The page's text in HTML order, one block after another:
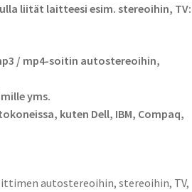
liität laitteesi esim. stereoihin, TV:
/ mp4-soitin autostereoihin,
yms.
kuten Dell, IBM, Compaq,
autostereoihin, stereoihin, TV,